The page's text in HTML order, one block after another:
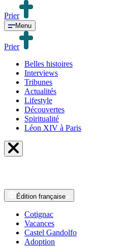
Prier
Menu
Prier
Belles histoires
Interviews
Tribunes
Actualités
Lifestyle
Découvertes
Spiritualité
Léon XIV à Paris
Édition française
Cotignac
Vacances
Castel Gandolfo
Adoption